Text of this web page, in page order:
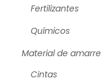
Fertilizantes
Químicos
Material de amarre
Cintas